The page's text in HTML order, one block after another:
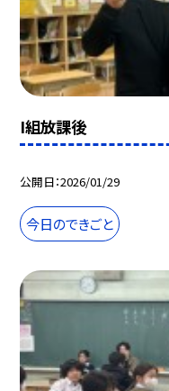
I組放課後
公開日 2026/01/29
今日のできごと